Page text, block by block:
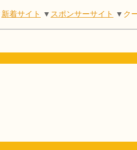
新着サイト ▼ スポンサーサイト ▼ ク